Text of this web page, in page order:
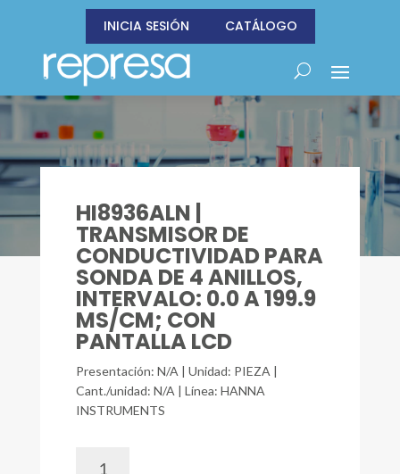
INICIA SESIÓN CATÁLOGO
HI8936ALN |
TRANSMISOR DE
CONDUCTIVIDAD PARA
SONDA DE 4 ANILLOS,
INTERVALO: 0.0 A 199.9
MS/CM; CON
PANTALLA LCD
Presentación: N/A | Unidad: PIEZA |
Cant./unidad: N/A | Línea: HANNA
INSTRUMENTS